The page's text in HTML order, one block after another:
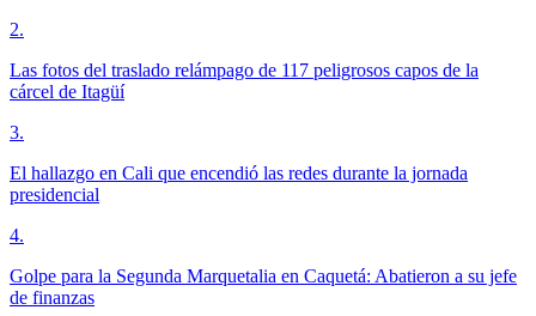
2.
Las fotos del traslado relámpago de 117 peligrosos capos de la
cárcel de Itagüí
3.
El hallazgo en Cali que encendió las redes durante la jornada
presidencial
4.
Golpe para la Segunda Marquetalia en Caquetá: Abatieron a su jefe
de finanzas